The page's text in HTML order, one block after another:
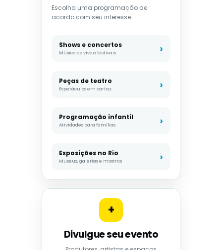
Escolha uma programação de
acordo com seu interesse.
Shows e concertos
Música ao vivo e festivais
Peças de teatro
Espetáculos em cartaz
Programação infantil
Atividades para famílias
Exposições no Rio
Museus, galerias e mostras
+
Divulgue seu evento